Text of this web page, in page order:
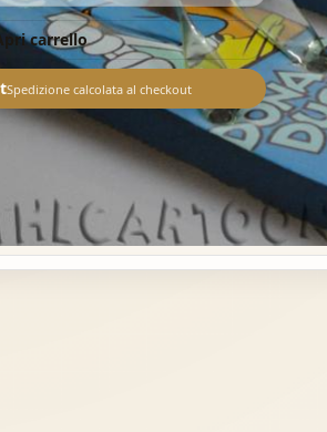
carrello
Spedizione calcolata al checkout